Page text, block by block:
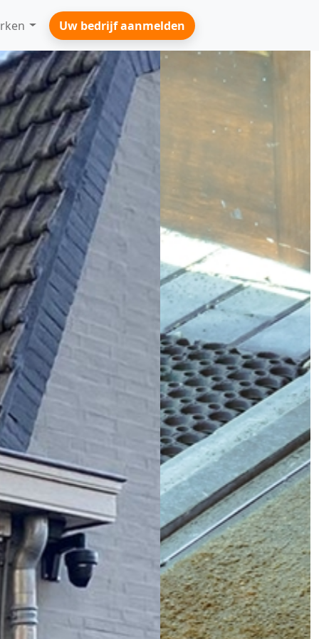
Uw bedrijf aanmelden